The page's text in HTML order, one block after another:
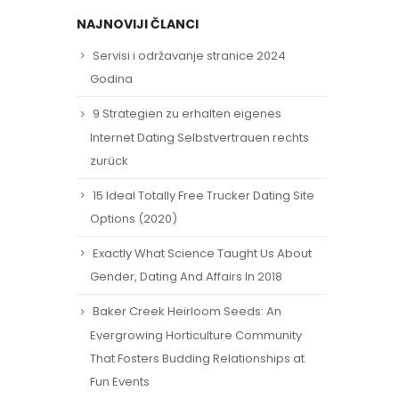
NAJNOVIJI ČLANCI
Servisi i održavanje stranice 2024
Godina
9 Strategien zu erhalten eigenes
Internet Dating Selbstvertrauen rechts
zurück
15 Ideal Totally Free Trucker Dating Site
Options (2020)
Exactly What Science Taught Us About
Gender, Dating And Affairs In 2018
Baker Creek Heirloom Seeds: An
Evergrowing Horticulture Community
That Fosters Budding Relationships at
Fun Events